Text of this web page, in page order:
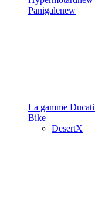
Panigalenew
La gamme Ducati
Bike
DesertX